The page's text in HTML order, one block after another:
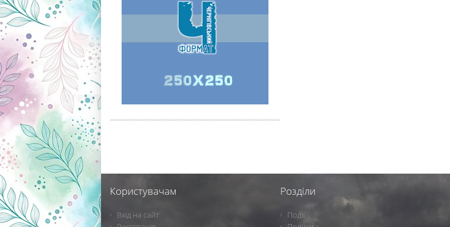
Користувачам
Вхід на сайт
Розділи
Події